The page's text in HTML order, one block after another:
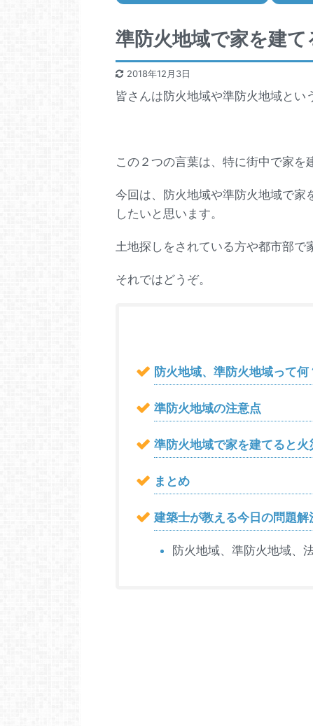
準防火地域で家を建
2018年12月3日
皆さんは防火地域や準防火地域とい
この２つの言葉は、特に街中で家を
今回は、防火地域や準防火地域で家
したいと思います。
土地探しをされている方や都市部で
それではどうぞ。
防火地域、準防火地域って何
準防火地域の注意点
準防火地域で家を建てると火
まとめ
建築士が教える今日の問題解
防火地域、準防火地域、